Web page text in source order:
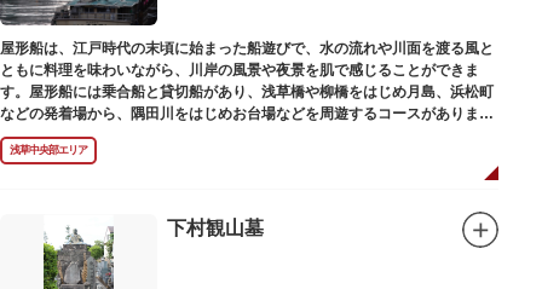
屋形船は、江戸時代の末頃に始まった船遊びで、水の流れや川面を渡る風と
ともに料理を味わいながら、川岸の風景や夜景を肌で感じることができま
す。屋形船には乗合船と貸切船があり、浅草橋や柳橋をはじめ月島、浜松町
などの発着場から、隅田川をはじめお台場などを周遊するコースがありま
す。
浅草中央部エリア
下村観山墓